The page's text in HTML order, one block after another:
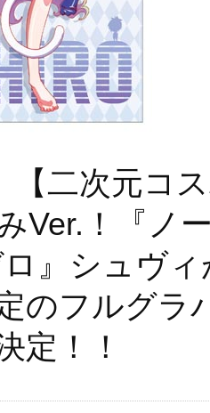
【二次元コ
Ver.！​『ノ
』シュヴ
のフ​ルグラ
定！！